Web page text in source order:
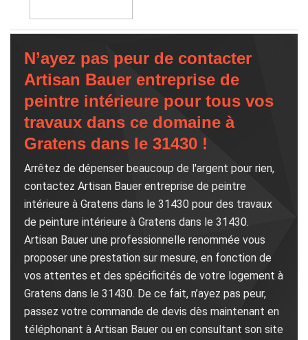
N’ayez pas peur de contacter
Artisan Bauer entreprise de
peintre intérieure pour tous vos
travaux dans ce domaine à
Gratens dans le 31430 !
Arrêtez de dépenser beaucoup de l'argent pour rien,
contactez Artisan Bauer entreprise de peintre
intérieure à Gratens dans le 31430 pour des travaux
de peinture intérieure à Gratens dans le 31430.
Artisan Bauer une professionnelle renommée vous
proposer une prestation sur mesure, en fonction de
vos attentes et des spécificités de votre logement à
Gratens dans le 31430. De ce fait, n’ayez pas peur,
passez votre commande de devis dès maintenant en
téléphonant à Artisan Bauer ou en consultant son site